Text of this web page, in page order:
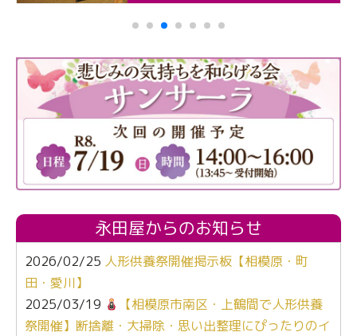
永田屋からのお知らせ
2026/02/25 人形供養祭開催掲示板【相模原・町
田・愛川】
2025/03/19
【相模原市南区・上鶴間で人形供養
祭開催】断捨離・大掃除・思い出整理にぴったりのイ